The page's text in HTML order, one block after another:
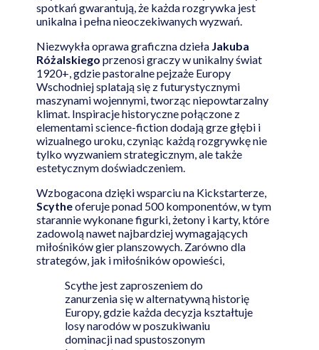
spotkań gwarantują, że każda rozgrywka jest
unikalna i pełna nieoczekiwanych wyzwań.
Niezwykła oprawa graficzna dzieła Jakuba
Różalskiego przenosi graczy w unikalny świat
1920+, gdzie pastoralne pejzaże Europy
Wschodniej splatają się z futurystycznymi
maszynami wojennymi, tworząc niepowtarzalny
klimat. Inspiracje historyczne połączone z
elementami science-fiction dodają grze głębi i
wizualnego uroku, czyniąc każdą rozgrywkę nie
tylko wyzwaniem strategicznym, ale także
estetycznym doświadczeniem.
Wzbogacona dzięki wsparciu na Kickstarterze,
Scytheoferuje ponad 500 komponentów, w tym
starannie wykonane figurki, żetony i karty, które
zadowolą nawet najbardziej wymagających
miłośników gier planszowych. Zarówno dla
strategów, jak i miłośników opowieści,
Scythe jest zaproszeniem do
zanurzenia się w alternatywną historię
Europy, gdzie każda decyzja kształtuje
losy narodów w poszukiwaniu
dominacji nad spustoszonym